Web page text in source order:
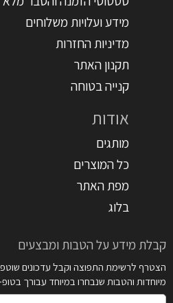
מידע ועלויות משלוחים
מדיניות החזרות
תקנון האתר
קנייה בטוחה
אודות
מותגים
כל המוצרים
מפת האתר
בלוג
קבלת מידע על הטבות ומבצעים
הצטרף לרשימת התפוצה וקבל עדכונים
מיוחדות והטבות שנבחרו במיוחד עבורך